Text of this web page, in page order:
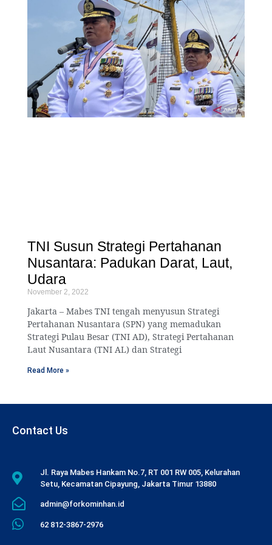
TNI Susun Strategi Pertahanan
Nusantara: Padukan Darat, Laut,
Udara
November 2, 2022
Jakarta – Mabes TNI tengah menyusun Strategi
Pertahanan Nusantara (SPN) yang memadukan
Strategi Pulau Besar (TNI AD), Strategi Pertahanan
Laut Nusantara (TNI AL) dan Strategi
Read More »
Contact Us
Jl. Raya Mabes Hankam No.7, RT 001 RW 005, Kelurahan
Setu, Kecamatan Cipayung, Jakarta Timur 13880
admin@forkominhan.id
62 812-3867-2976